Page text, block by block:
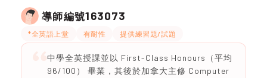
導師編號163073
*全英語上堂 有耐性 提供練習題/試題
中學全英授課並以 First-Class Honours（平均
96/100） 畢業，其後於加拿大主修 Computer